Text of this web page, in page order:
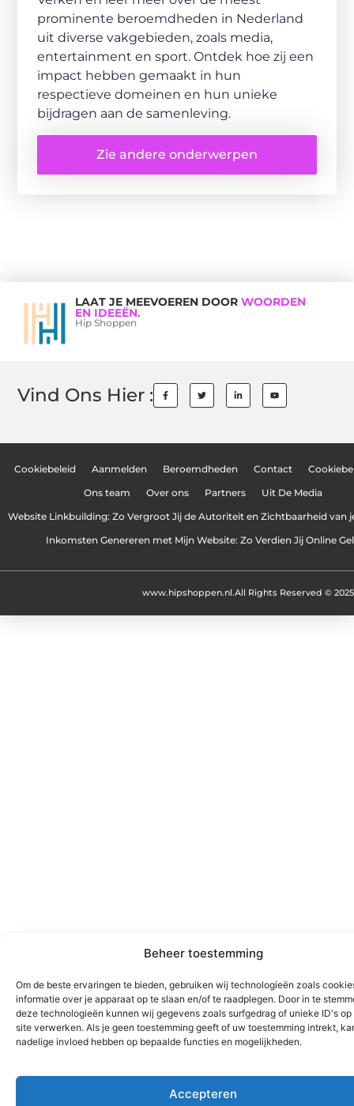
Beheer toestemming
Om de beste ervaringen te bieden, gebruiken wij technologieën zoals
informatie over je apparaat op te slaan en/of te raadplegen. Door in te
deze technologieën kunnen wij gegevens zoals surfgedrag of unieke ID's op
site verwerken. Als je geen toestemming geeft of uw toestemming intrekt,
nadelige invloed hebben op bepaalde functies en mogelijkheden.
Accepteren
prominente beroemdheden in Nederland
uit diverse vakgebieden, zoals media,
entertainment en sport. Ontdek hoe zij een
impact hebben gemaakt in hun
respectieve domeinen en hun unieke
bijdragen aan de samenleving.
Zie andere onderwerpen
LAAT JE MEEVOEREN DOOR WOORDEN
EN IDEEËN.
Hip Shoppen
Vind Ons Hier :
Cookiebeleid Aanmelden Beroemdheden Contact
Ons team Over ons Partners Uit De Media
Website Linkbuilding: Zo Vergroot Jij de Autoriteit en Zichtbaarheid van
Inkomsten Genereren met Mijn Website: Zo Verdien Jij Online
All Rights Reserved © 2025
www.hipshoppen.nl.